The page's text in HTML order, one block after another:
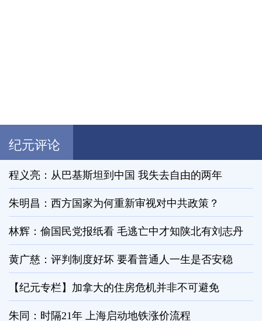
纪元评论
程义亮：从巴基斯坦到中国 我失去自由的两年
朱明昌：西方国家为何重新审视对中共政策？
林辉：偷国民党报纸看 毛逃亡中才知陕北有刘志丹
黄广慈：评判制度好坏 要看普通人一生是否安稳
【纪元专栏】加拿大的住房危机并非不可避免
朱同：时隔21年 上海启动地铁涨价流程